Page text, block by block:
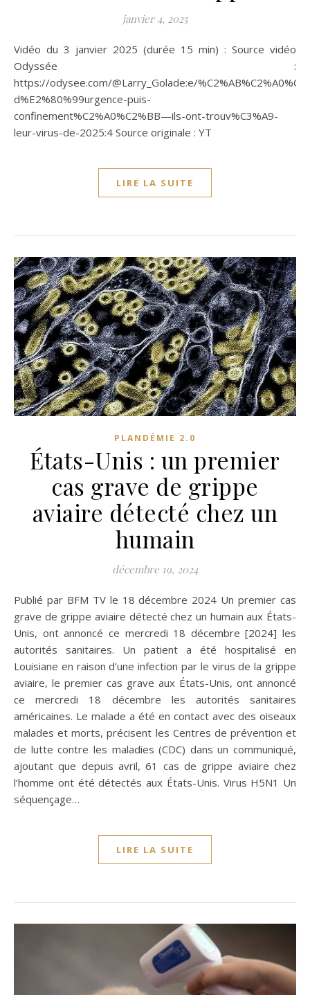
janvier 4, 2025
Vidéo du 3 janvier 2025 (durée 15 min) : Source vidéo
Odyssée :
https://odysee.com/@Larry_Golade:e/
d%E2%80%99urgence-puis-
confinement%C2%A0%C2%BB—ils-ont-trouv%C3%A9-
leur-virus-de-2025:4 Source originale : YT
LIRE LA SUITE
PLANDÉMIE 2.0
États-Unis : un premier
cas grave de grippe
aviaire détecté chez un
humain
décembre 19, 2024
Publié par BFM TV le 18 décembre 2024 Un premier cas
grave de grippe aviaire détecté chez un humain aux États-
Unis, ont annoncé ce mercredi 18 décembre [2024] les
autorités sanitaires. Un patient a été hospitalisé en
Louisiane en raison d’une infection par le virus de la grippe
aviaire, le premier cas grave aux États-Unis, ont annoncé
ce mercredi 18 décembre les autorités sanitaires
américaines. Le malade a été en contact avec des oiseaux
malades et morts, précisent les Centres de prévention et
de lutte contre les maladies (CDC) dans un communiqué,
ajoutant que depuis avril, 61 cas de grippe aviaire chez
l’homme ont été détectés aux États-Unis. Virus H5N1 Un
séquençage…
LIRE LA SUITE